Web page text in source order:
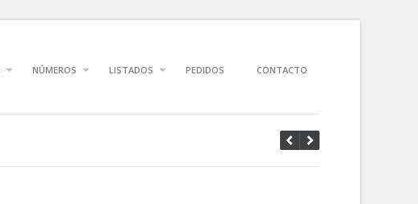
NÚMEROS LISTADOS PEDIDOS CONTACTO